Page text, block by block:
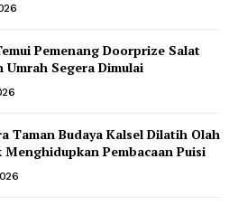
Pemenang Doorprize Salat
Segera Dimulai
Taman Budaya Kalsel Dilatih Olah
Pembacaan Puisi